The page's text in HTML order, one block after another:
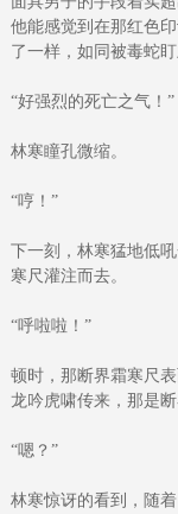
他能感觉到在那红色
了一样，如同被毒蛇盯
“好强烈的死亡之气！”
林寒瞳孔微缩。
“哼！”
下一刻，林寒猛地低
寒尺灌注而去。
“呼啦啦！”
顿时，那断界霜寒尺
龙吟虎啸传来，那是
“嗯？”
林寒惊讶的看到，随